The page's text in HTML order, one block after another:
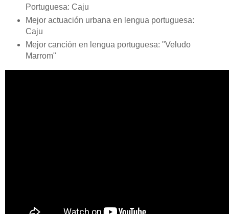
Portuguesa: Caju
Mejor actuación urbana en lengua portuguesa:
Caju
Mejor canción en lengua portuguesa: "Veludo
Marrom"